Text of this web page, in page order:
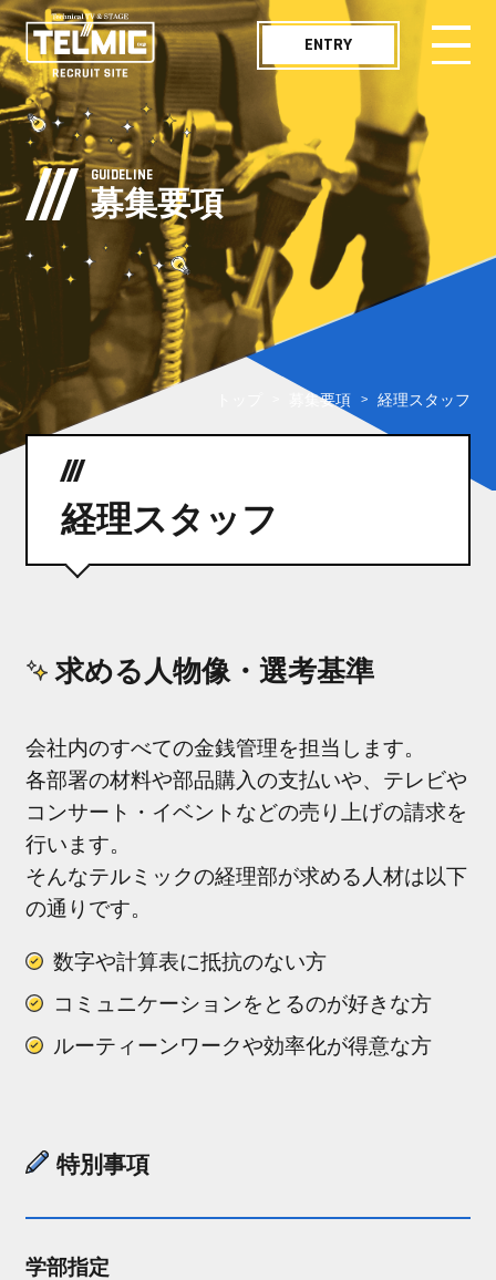
ENTRY
MESSAGE
メッセージ
WORKS
仕事紹介
JOB LIST
職種紹介
INTERVIEW
社員インタビュー
テルミックボイス
職場紹介
GUIDELINE
募集要項
募集要項 経理スタッフ
経理スタッフ
求める人物像・選考基準
会社内のすべての金銭管理を担当します。
各部署の材料や部品購入の支払いや、テレビや
コンサート・イベントなどの売り上げの請求を
行います。
そんなテルミックの経理部が求める人材は以下
の通りです。
数字や計算表に抵抗のない方
コミュニケーションをとるのが好きな方
ルーティーンワークや効率化が得意な方
特別事項
学部指定